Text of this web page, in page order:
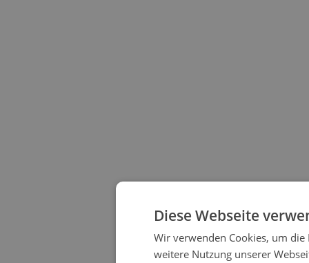
Diese Webseite
Wir verwenden Cookies, um
weitere Nutzung unserer